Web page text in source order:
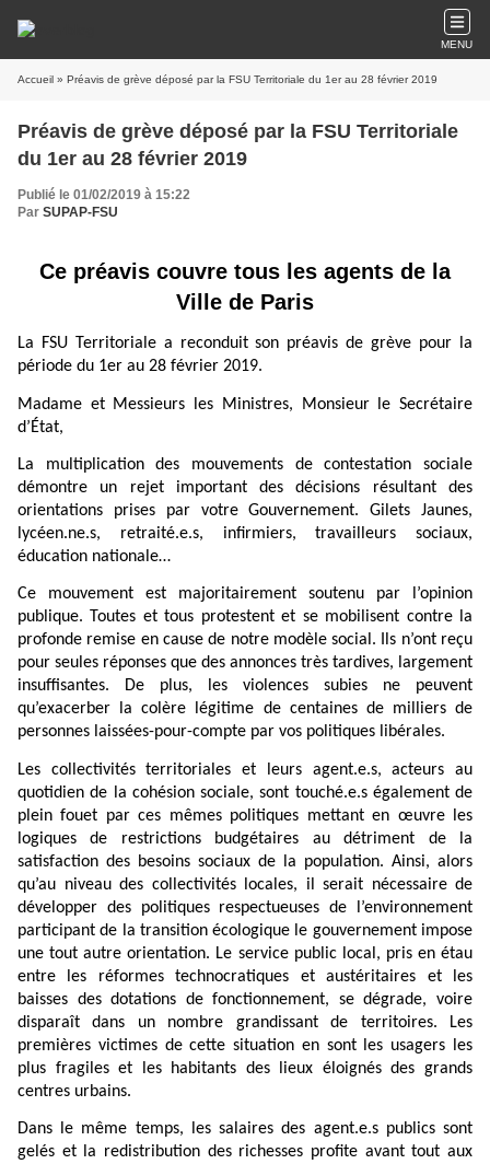
MENU
Accueil » Préavis de grève déposé par la FSU Territoriale du 1er au 28 février 2019
Préavis de grève déposé par la FSU Territoriale
du 1er au 28 février 2019
Publié le 01/02/2019 à 15:22
Par SUPAP-FSU
Ce préavis couvre tous les agents de la
Ville de Paris
La FSU Territoriale a reconduit son préavis de grève pour la
période du 1er au 28 février 2019.
Madame et Messieurs les Ministres, Monsieur le Secrétaire
d’État,
La multiplication des mouvements de contestation sociale
démontre un rejet important des décisions résultant des
orientations prises par votre Gouvernement. Gilets Jaunes,
lycéen.ne.s, retraité.e.s, infirmiers, travailleurs sociaux,
éducation nationale…
Ce mouvement est majoritairement soutenu par l’opinion
publique. Toutes et tous protestent et se mobilisent contre la
profonde remise en cause de notre modèle social. Ils n’ont reçu
pour seules réponses que des annonces très tardives, largement
insuffisantes. De plus, les violences subies ne peuvent
qu’exacerber la colère légitime de centaines de milliers de
personnes laissées-pour-compte par vos politiques libérales.
Les collectivités territoriales et leurs agent.e.s, acteurs au
quotidien de la cohésion sociale, sont touché.e.s également de
plein fouet par ces mêmes politiques mettant en œuvre les
logiques de restrictions budgétaires au détriment de la
satisfaction des besoins sociaux de la population. Ainsi, alors
qu’au niveau des collectivités locales, il serait nécessaire de
développer des politiques respectueuses de l’environnement
participant de la transition écologique le gouvernement impose
une tout autre orientation. Le service public local, pris en étau
entre les réformes technocratiques et austéritaires et les
baisses des dotations de fonctionnement, se dégrade, voire
disparaît dans un nombre grandissant de territoires. Les
premières victimes de cette situation en sont les usagers les
plus fragiles et les habitants des lieux éloignés des grands
centres urbains.
Dans le même temps, les salaires des agent.e.s publics sont
gelés et la redistribution des richesses profite avant tout aux